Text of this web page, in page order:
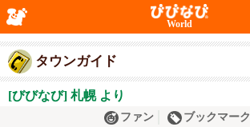
World
タウンガイド
[びびなび] 札幌 より
ファン ブックマーク